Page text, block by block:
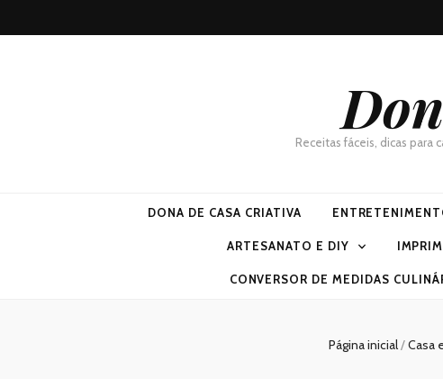
Receitas fáceis, dicas para
DONA DE CASA CRIATIVA
ARTESANATO E DIY
CONVERSOR DE MEDIDAS
Página inicial/Casa